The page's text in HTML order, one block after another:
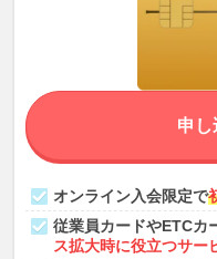
オンライン入会限定で
従業員カードやETCカ
ス拡大時に役立つサー
申し